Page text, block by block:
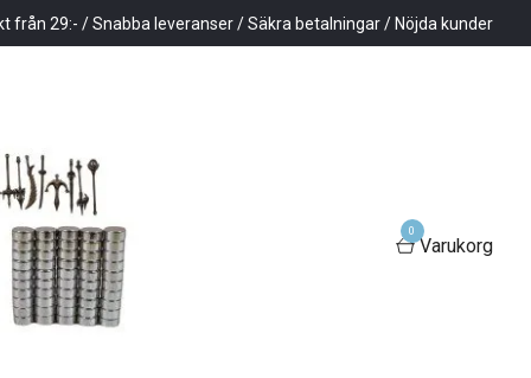
från 29:- / Snabba leveranser / Säkra betalningar / Nöjda kunder
0
Varukorg